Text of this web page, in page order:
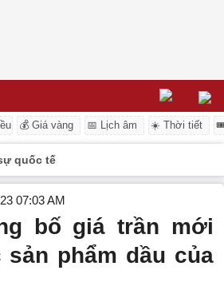
💰 Giá vàng 📅 Lịch âm ☀️ Thời tiết
quốc tế
07:03 AM
bố giá trần mới
phẩm dầu của